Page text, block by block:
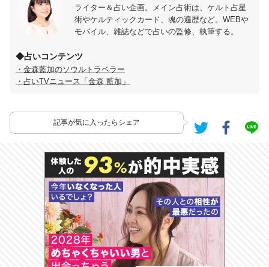
ライター＆占い企画。メイン占術は、ケルト占星
術やケルティックカード、魂の遍歴など。WEBや
モバイル、雑誌などで占いの監修、執筆する。
◆占いコンテンツ
・金森藍加のソウルトラベラー
・占いTVニュース「金森 藍加」
記事が気に入ったらシェア